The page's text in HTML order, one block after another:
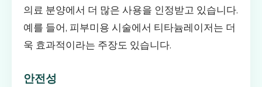
의료 분양에서 더 많은 사용을 인정받고 있습니다.
예를 들어, 피부미용 시술에서 티타늄레이저는 더
욱 효과적이라는 주장도 있습니다.
안전성